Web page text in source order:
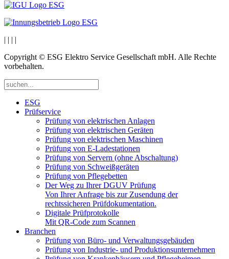
| | | |
Copyright © ESG Elektro Service Gesellschaft mbH. Alle Rechte
vorbehalten.
ESG
Prüfservice
Prüfung von elektrischen Anlagen
Prüfung von elektrischen Geräten
Prüfung von elektrischen Maschinen
Prüfung von E-Ladestationen
Prüfung von Servern (ohne Abschaltung)
Prüfung von Schweißgeräten
Prüfung von Pflegebetten
Der Weg zu Ihrer DGUV Prüfung
Von Ihrer Anfrage bis zur Zusendung der
rechtssicheren Prüfdokumentation.
Digitale Prüfprotokolle
Mit QR-Code zum Scannen
Branchen
Prüfung von Büro- und Verwaltungsgebäuden
Prüfung von Industrie- und Produktionsunternehmen